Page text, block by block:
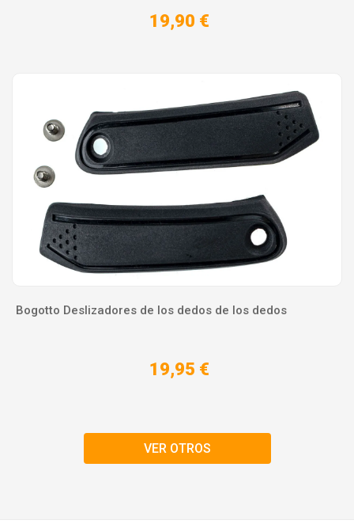
19,90 €
Bogotto Deslizadores de los dedos de los dedos
19,95 €
VER OTROS